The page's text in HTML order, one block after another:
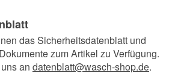
das Sicherheitsdatenblatt und
zum Artikel zu Verfügung.
an datenblatt@wasch-shop.de.